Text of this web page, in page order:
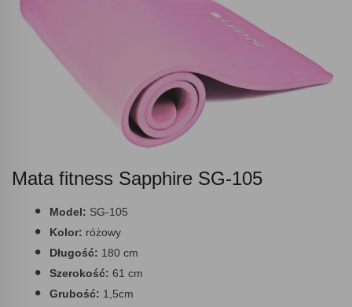
Mata fitness Sapphire SG-105
Model: SG-105
Kolor: różowy
Długość: 180 cm
Szerokość: 61 cm
Grubość: 1,5cm